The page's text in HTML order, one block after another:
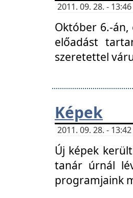
2011. 09. 28. -
Október 6.-
előadást
szeretettel
Képek
2011. 09. 28. -
Új képek
tanár úrnál
programjaink